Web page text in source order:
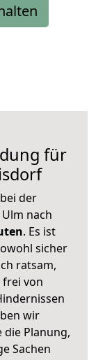
für
der
nach
. Es ist
sicher
ratsam,
frei von
wir
Planung,
Sachen